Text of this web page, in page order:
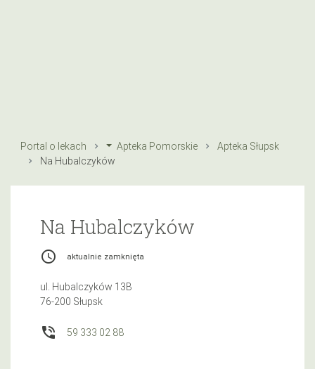
Portal o lekach Apteka Pomorskie
Apteka Słupsk
Na Hubalczyków
Na Hubalczyków
access_time aktualnie zamknięta
ul. Hubalczyków 13B
76-200 Słupsk
phone_in_talk 59 333 02 88